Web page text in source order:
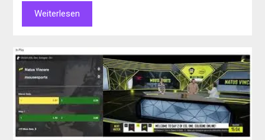
Weiterlesen